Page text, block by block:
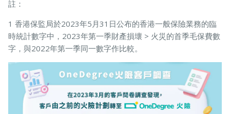
註：
1 香港保監局於2023年5月31日公布的香港一般保險業務的臨
時統計數字中，2023年第一季財產損壞 > 火災的首季毛保費數
字，與2022年第一季同一數字作比較。